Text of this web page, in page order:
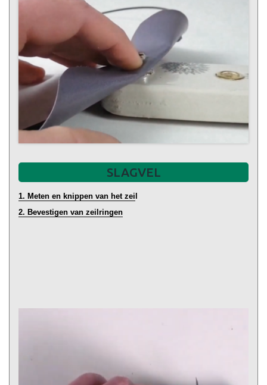
SLAGVEL
1. Meten en knippen van het zei
2. Bevestigen van zeilringen